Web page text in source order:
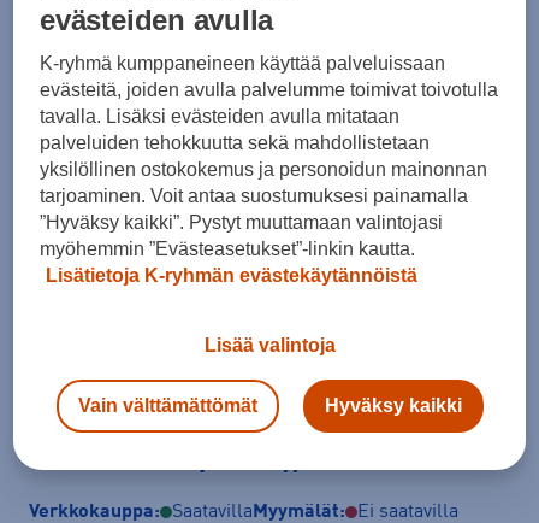
Koko
140 152
Kokotaulukko
Lisää ostoskoriin
Tarkista saatavuus ja tilaa myymälästä
Verkkokauppa: Saatavilla Myymälät: Ei saatavilla
evästeiden avulla
K-ryhmä kumppaneineen käyttää palveluissaan
evästeitä, joiden avulla palvelumme toimivat toivotulla
tavalla. Lisäksi evästeiden avulla mitataan
palveluiden tehokkuutta sekä mahdollistetaan
yksilöllinen ostokokemus ja personoidun mainonnan
tarjoaminen. Voit antaa suostumuksesi painamalla
”Hyväksy kaikki”. Pystyt muuttamaan valintojasi
myöhemmin ”Evästeasetukset”-linkin kautta.
Lisätietoja K-ryhmän evästekäytännöistä
Lisää valintoja
Vain välttämättömät Hyväksy kaikki